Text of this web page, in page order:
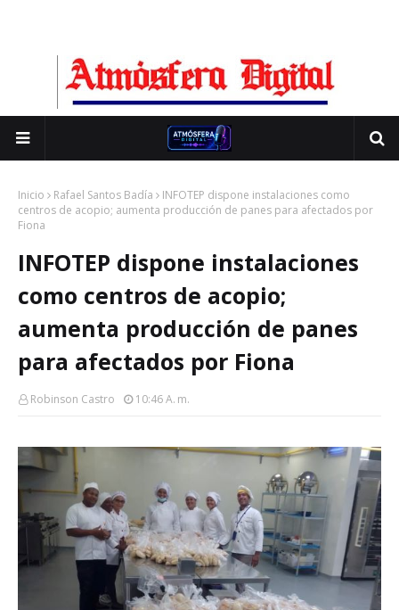
Inicio Rafael Santos Badía
INFOTEP dispone instalaciones como
centros de acopio; aumenta producción de panes para afectados por
Fiona
INFOTEP dispone instalaciones
como centros de acopio;
aumenta producción de panes
para afectados por Fiona
Robinson Castro 10:46 A. M.